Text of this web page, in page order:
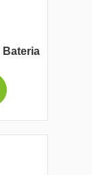
Bateria